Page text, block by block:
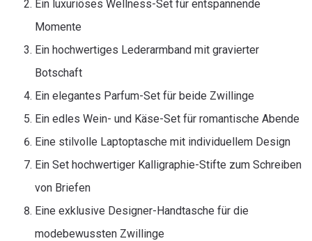
Ein luxuriöses Wellness-Set für entspannende
Momente
Ein hochwertiges Lederarmband mit gravierter
Botschaft
Ein elegantes Parfum-Set für beide Zwillinge
Ein edles Wein- und Käse-Set für romantische Abende
Eine stilvolle Laptoptasche mit individuellem Design
Ein Set hochwertiger Kalligraphie-Stifte zum Schreiben
von Briefen
Eine exklusive Designer-Handtasche für die
modebewussten Zwillinge